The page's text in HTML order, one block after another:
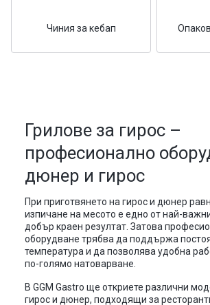
Чиния за кебап
Грилове за гирос –
професионално
дюнер и гирос
При приготвянето на гирос и дюнер
изпичане на месото е едно от най-
добър краен резултат. Затова
оборудване трябва да поддържа
температура и да позволява удобна
по-голямо натоварване.
В GGM Gastro ще откриете различни
гирос и дюнер, подходящи за